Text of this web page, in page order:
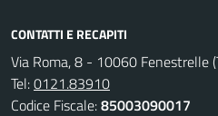
CONTATTI E RECAPITI
Via Roma, 8 - 10060 Fenestrelle
Tel:0121.83910
Codice Fiscale:85003090017